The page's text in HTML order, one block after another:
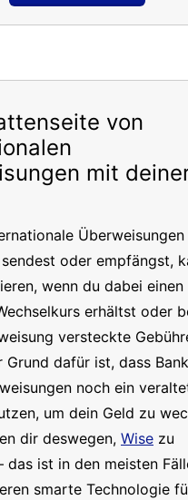
von
mit
oder empfängst,
wenn du dabei einen
erhältst oder
versteckte
Grund dafür ist, dass
noch ein
um dein Geld zu
dir deswegen, Wise zu
das ist in den meisten
smarte Technologie